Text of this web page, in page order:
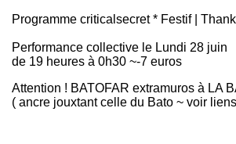
Programme criticalsecret * Festif |
Performance collective le Lundi 28 juin
de 19 heures à 0h30 ~-7 euros
Attention ! BATOFAR extramuros à LA
( ancre jouxtant celle du Bato ~ voir